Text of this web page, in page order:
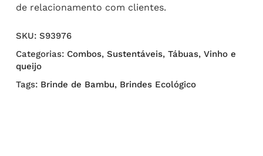
de relacionamento com clientes.
SKU: S93976
Categorias: Combos, Sustentáveis, Tábuas, Vinho e
queijo
Tags: Brinde de Bambu, Brindes Ecológico